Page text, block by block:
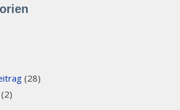
(28)
(2)